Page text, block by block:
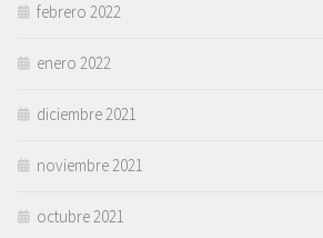
febrero 2022
enero 2022
diciembre 2021
noviembre 2021
octubre 2021